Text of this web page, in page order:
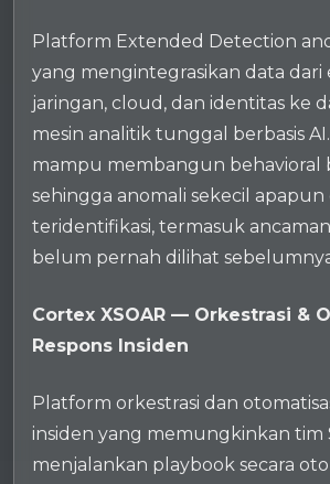
Platform Extended Detection
yang mengintegrasikan data dari
jaringan, cloud, dan identitas ke
mesin analitik tunggal berbasis
mampu membangun behavioral
sehingga anomali sekecil apapun
teridentifikasi, termasuk
belum pernah dilihat
Cortex XSOAR — Orkestrasi &
Respons Insiden
Platform orkestrasi dan
insiden yang memungkinkan tim
menjalankan playbook secara